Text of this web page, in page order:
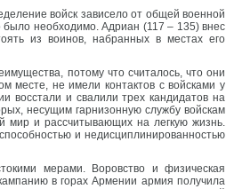
войск зависело от общей военной
было необходимо. Адриан (117 – 135) внес
из воинов, набранных в местах его
потому что считалось, что они
месте, не имели контактов с войсками у
восстали и свалили трех кандидатов на
несущим гарнизонную службу войскам
мир и рассчитывающих на легкую жизнь.
и недисциплинированностью
мерами. Воровство и физическая
в горах Армении армия получила